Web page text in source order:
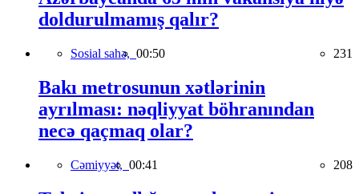
doldurulmamış qalır?
Sosial sahə, 00:50 231
Bakı metrosunun xətlərinin
ayrılması: nəqliyyat böhranından
necə qaçmaq olar?
Cəmiyyət, 00:41 208